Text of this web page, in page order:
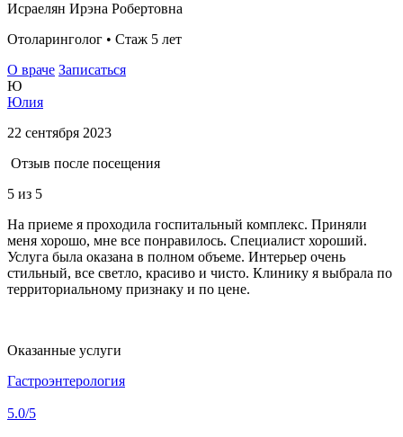
Исраелян Ирэна Робертовна
Отоларинголог • Стаж 5 лет
О враче Записаться
Ю
Юлия
22 сентября 2023
Отзыв после посещения
5 из 5
На приеме я проходила госпитальный комплекс. Приняли
меня хорошо, мне все понравилось. Специалист хороший.
Услуга была оказана в полном объеме. Интерьер очень
стильный, все светло, красиво и чисто. Клинику я выбрала по
территориальному признаку и по цене.
Оказанные услуги
Гастроэнтерология
5.0/5